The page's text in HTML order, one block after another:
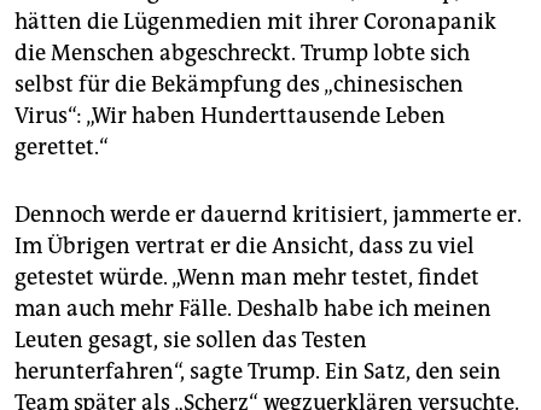
hätten die Lügenmedien mit ihrer Coronapanik
die Menschen abgeschreckt. Trump lobte sich
selbst für die Bekämpfung des „chinesischen
Virus“: „Wir haben Hunderttausende Leben
gerettet.“
Dennoch werde er dauernd kritisiert, jammerte er.
Im Übrigen vertrat er die Ansicht, dass zu viel
getestet würde. „Wenn man mehr testet, findet
man auch mehr Fälle. Deshalb habe ich meinen
Leuten gesagt, sie sollen das Testen
herunterfahren“, sagte Trump. Ein Satz, den sein
Team später als „Scherz“ wegzuerklären versuchte.